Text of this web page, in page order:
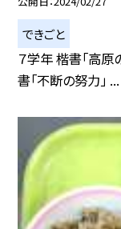
できごと
７学年 楷書「高原
書「不断の努力」 ...